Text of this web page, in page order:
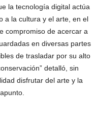
la tecnología digital actúa
a la cultura y el arte, en el
compromiso de acercar a
en diversas partes
de trasladar por su alto
detalló, sin
disfrutar del arte y la